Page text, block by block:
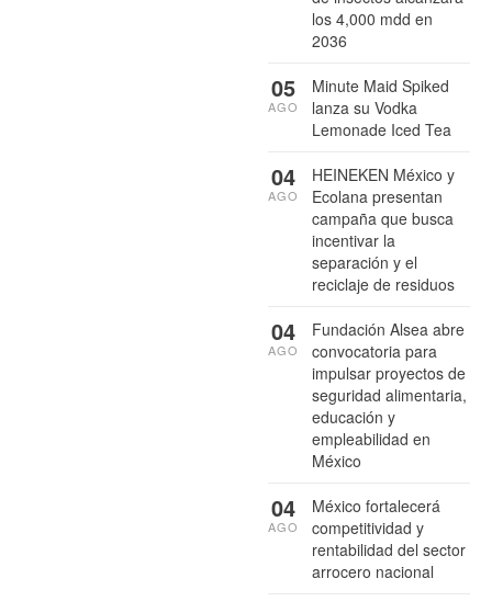
los 4,000 mdd en
2036
Minute Maid Spiked
lanza su Vodka
Lemonade Iced Tea
05
AGO
HEINEKEN México y
Ecolana presentan
campaña que busca
incentivar la
separación y el
reciclaje de residuos
04
AGO
Fundación Alsea abre
convocatoria para
impulsar proyectos de
seguridad alimentaria,
educación y
empleabilidad en
México
04
AGO
México fortalecerá
competitividad y
rentabilidad del sector
arrocero nacional
04
AGO